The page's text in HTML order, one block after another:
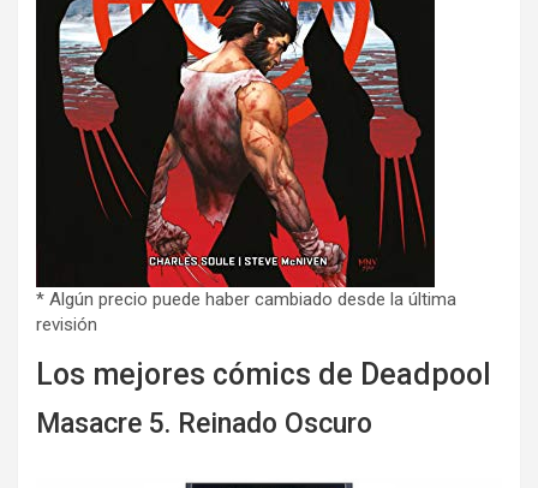
* Algún precio puede haber cambiado desde la última
revisión
Los mejores cómics de Deadpool
Masacre 5. Reinado Oscuro